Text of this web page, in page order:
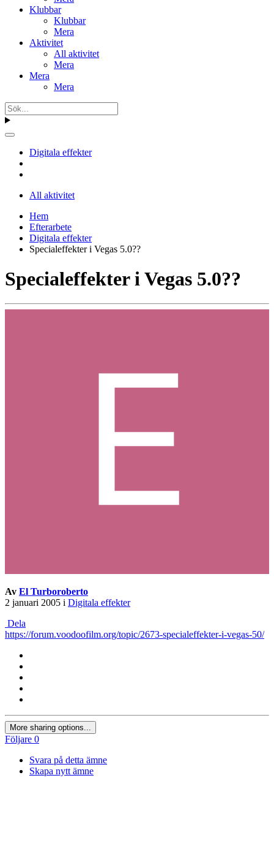
Klubbar
Klubbar
Mera
Aktivitet
All aktivitet
Mera
Mera
Mera
Digitala effekter
All aktivitet
Hem
Efterarbete
Digitala effekter
Specialeffekter i Vegas 5.0??
Specialeffekter i Vegas 5.0??
Av El Turboroberto
2 januari 2005 i Digitala effekter
Dela
https://forum.voodoofilm.org/topic/2673-specialeffekter-i-vegas-50/
More sharing options...
Följare 0
Svara på detta ämne
Skapa nytt ämne